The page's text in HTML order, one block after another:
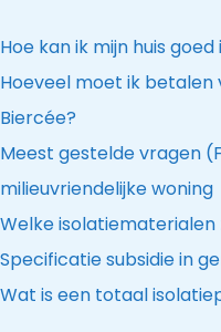
Hoe kan ik mijn huis
Hoeveel moet ik betalen
Biercée?
Meest gestelde vragen
milieuvriendelijke woning
Welke isolatiematerialen
Specificatie subsidie in
Wat is een totaal